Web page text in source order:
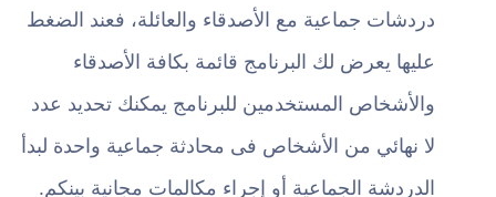
دردشات جماعية مع الأصدقاء والعائلة، فعند الضغط
عليها يعرض لك البرنامج قائمة بكافة الأصدقاء
والأشخاص المستخدمين للبرنامج يمكنك تحديد عدد
لا نهائي من الأشخاص فى محادثة جماعية واحدة لبدأ
الدردشة الجماعية أو إجراء مكالمات مجانية بينكم.